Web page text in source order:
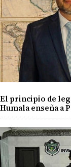
El principio de
Humala enseña a